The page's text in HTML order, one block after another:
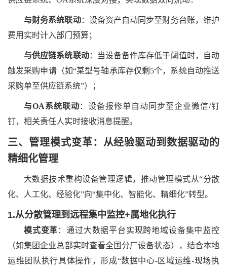
与财务系统联动：设备资产自动同步至财务台账，维护
费用实时计入部门预算；
与供应链系统联动：当设备备件库存低于阈值时，自动
触发采购申请（如“某型号轴承库存仅剩5个，系统自动推送
采购单至供应链系统”）；
与OA系统联动 ：设备报修单自动同步至企业微信/钉
钉，相关责任人实时接收消息提醒。
三、 管理模式变革：从经验驱动到数据驱动的
精细化管理
大数据技术重构设备管理逻辑，推动管理模式从“分散
化、人工化、经验化”向“集中化、智能化、精细化”转型。
1.从分散管理到远程集中监控+属地化执行
模式变革 ：通过大数据平台实现跨地域设备集中监控
（如集团企业总部实时查看全国分厂设备状态），结合本地
运维团队执行具体操作，形成“数据中心-区域运维-现场执